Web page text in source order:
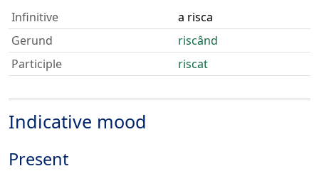
Infinitive
a risca
Gerund
riscând
Participle
riscat
Indicative mood
Present